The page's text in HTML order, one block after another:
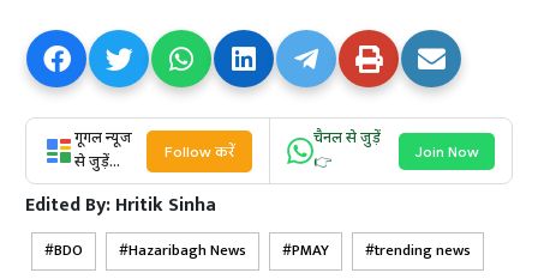
गूगल न्यूज
से जुड़ें...
Follow करें
चैनल से जुड़ें
👉
Join Now
Edited By:Hritik Sinha
BDO Hazaribagh News PMAY trending news